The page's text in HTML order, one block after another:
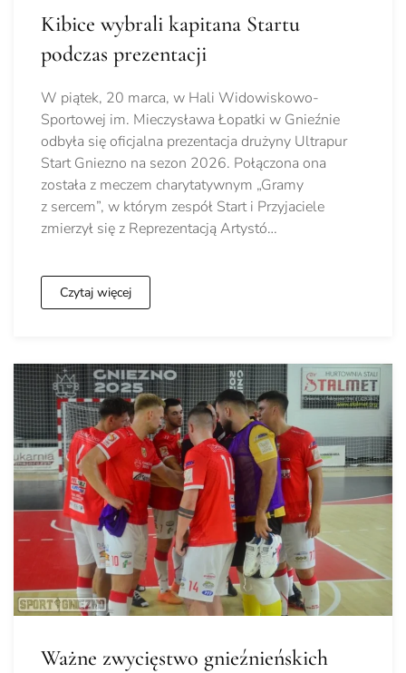
Kibice wybrali kapitana Startu
podczas prezentacji
W piątek, 20 marca, w Hali Widowiskowo-
Sportowej im. Mieczysława Łopatki w Gnieźnie
odbyła się oficjalna prezentacja drużyny Ultrapur
Start Gniezno na sezon 2026. Połączona ona
została z meczem charytatywnym „Gramy
z sercem”, w którym zespół Start i Przyjaciele
zmierzył się z Reprezentacją Artystó…
Czytaj więcej
Ważne zwycięstwo gnieźnieńskich